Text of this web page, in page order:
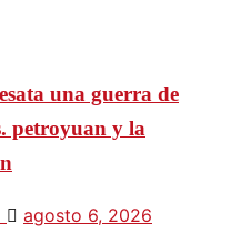
una guerra de
petroyuan y la
agosto 6, 2026